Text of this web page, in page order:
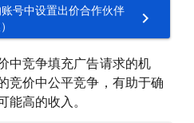
号中设置出价合作伙伴
中竞争填充广告请求的机
竞价中公平竞争，有助于确
高的收入。